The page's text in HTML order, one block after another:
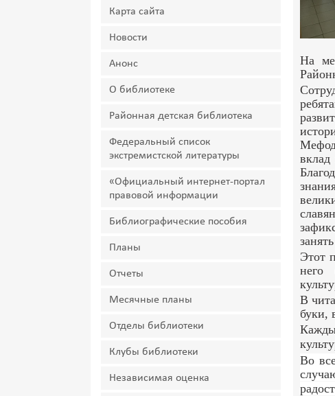
Карта сайта
Новости
Анонс
О библиотеке
Районная детская библиотека
Федеральный список
экстремистской литературы
«Официальный интернет-портал
правовой информации
Библиографические пособия
Планы
Отчеты
Месячные планы
Отделы библиотеки
Клубы библиотеки
Независимая оценка
На
вклад
Этот
него
В
буки,
Во